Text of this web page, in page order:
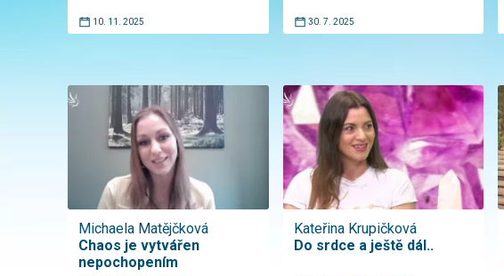
10. 11. 2025 30. 7. 2025
Michaela Matějčková
Chaos je vytvářen
nepochopením
Kateřina Krupičková
Do srdce a ještě dál..